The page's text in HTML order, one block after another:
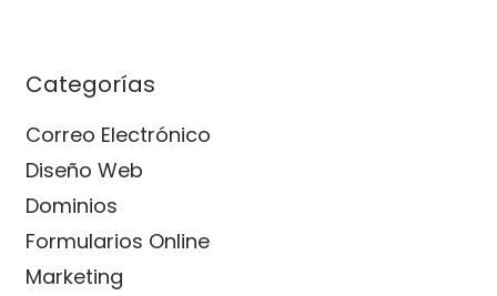
Categorías
Correo Electrónico
Diseño Web
Dominios
Formularios Online
Marketing